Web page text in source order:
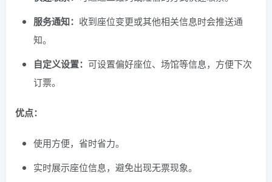
服务通知： 收到座位变更或其他相关信息时会推送通
知。
自定义设置： 可设置偏好座位、场馆等信息，方便下次
订票。
优点：
使用方便，省时省力。
实时展示座位信息，避免出现无票现象。